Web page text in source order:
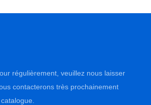
régulièrement, veuillez nous laisser
contacterons très prochainement